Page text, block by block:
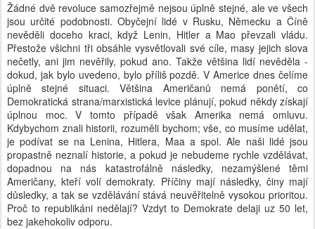
Žádné dvě revoluce samozřejmě nejsou úplně stejné, ale ve všech
jsou určité podobnosti. Obyčejní lidé v Rusku, Německu a Číně
nevěděli doceho kraci, když Lenin, Hitler a Mao převzali vládu.
Přestože všichni tři obsáhle vysvětlovali své cíle, masy jejich slova
nečetly, ani jim nevěřily, pokud ano. Takže většina lidí nevěděla -
dokud, jak bylo uvedeno, bylo příliš pozdě. V Americe dnes čelíme
úplně stejné situaci. Většina Američanů nemá ponětí, co
Demokratická strana/marxistická levice plánují, pokud někdy získají
úplnou moc. V tomto případě však Amerika nemá omluvu.
Kdybychom znali historii, rozuměli bychom; vše, co musíme udělat,
je podívat se na Lenina, Hitlera, Maa a spol. Ale naši lidé jsou
propastně neznalí historie, a pokud je nebudeme rychle vzdělávat,
dopadnou na nás katastrofálně následky, nezamýšlené těmi
Američany, kteří volí demokraty. Příčiny mají následky, činy mají
důsledky, a tak se vzdělávání stává neuvěřitelně vysokou prioritou.
Proč to republikáni nedělají? Vzdyt to Demokrate delaji uz 50 let,
bez jakehokoliv odporu.